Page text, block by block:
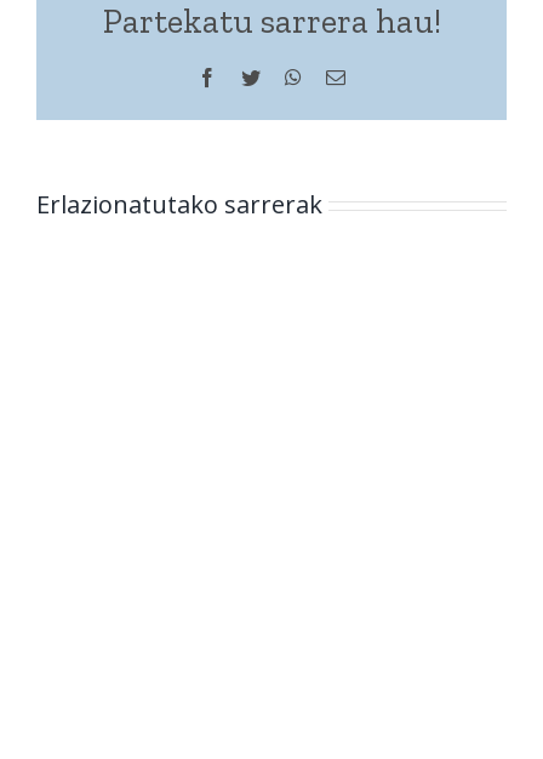
Partekatu sarrera hau!
Facebook
Twitter WhatsApp
Helbide
Erlazionatutako sarrerak